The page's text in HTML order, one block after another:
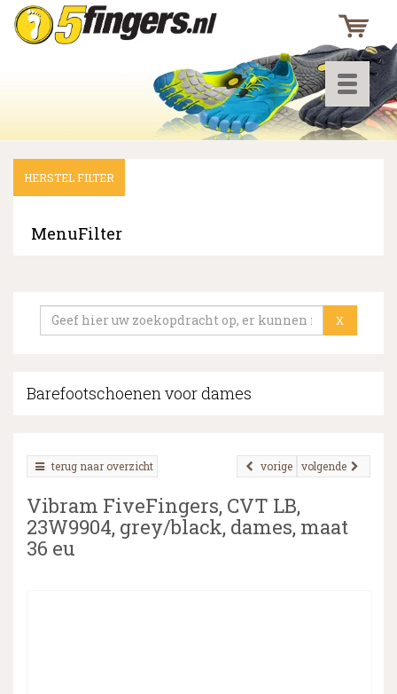
Toggle
▼
▼
HERSTEL FILTER
MenuFilter
X
Barefootschoenen voor dames
terug naar overzicht volgende
vorige
Vibram FiveFingers, CVT LB,
23W9904, grey/black, dames, maat
36 eu